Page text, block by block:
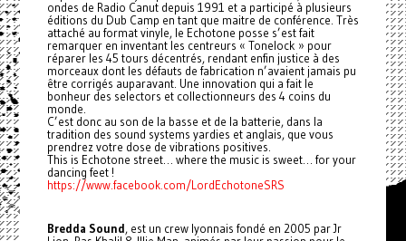
ondes de Radio Canut depuis 1991 et a participé à plusieurs
éditions du Dub Camp en tant que maitre de conférence. Très
attaché au format vinyle, le Echotone posse s’est fait
remarquer en inventant les centreurs « Tonelock » pour
réparer les 45 tours décentrés, rendant enfin justice à des
morceaux dont les défauts de fabrication n’avaient jamais pu
être corrigés auparavant. Une innovation qui a fait le
bonheur des selectors et collectionneurs des 4 coins du
monde.
C’est donc au son de la basse et de la batterie, dans la
tradition des sound systems yardies et anglais, que vous
prendrez votre dose de vibrations positives.
This is Echotone street… where the music is sweet… for your
dancing feet !
https://www.facebook.com/LordEchotoneSRS
Bredda Sound, est un crew lyonnais fondé en 2005 par Jr